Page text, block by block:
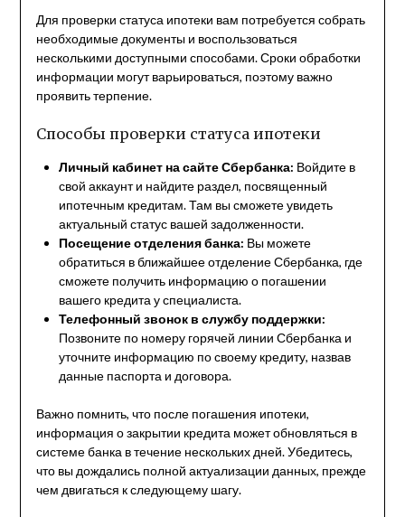
Для проверки статуса ипотеки вам потребуется собрать
необходимые документы и воспользоваться
несколькими доступными способами. Сроки обработки
информации могут варьироваться, поэтому важно
проявить терпение.
Способы проверки статуса ипотеки
Личный кабинет на сайте Сбербанка: Войдите в
свой аккаунт и найдите раздел, посвященный
ипотечным кредитам. Там вы сможете увидеть
актуальный статус вашей задолженности.
Посещение отделения банка: Вы можете
обратиться в ближайшее отделение Сбербанка, где
сможете получить информацию о погашении
вашего кредита у специалиста.
Телефонный звонок в службу поддержки:
Позвоните по номеру горячей линии Сбербанка и
уточните информацию по своему кредиту, назвав
данные паспорта и договора.
Важно помнить, что после погашения ипотеки,
информация о закрытии кредита может обновляться в
системе банка в течение нескольких дней. Убедитесь,
что вы дождались полной актуализации данных, прежде
чем двигаться к следующему шагу.